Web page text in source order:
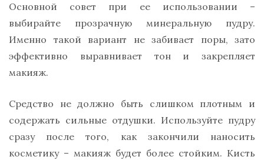
Основной совет при ее использовании –
выбирайте прозрачную минеральную пудру.
Именно такой вариант не забивает поры, зато
эффективно выравнивает тон и закрепляет
макияж.
Средство не должно быть слишком плотным и
содержать сильные отдушки. Используйте пудру
сразу после того, как закончили наносить
косметику – макияж будет более стойким. Кисть